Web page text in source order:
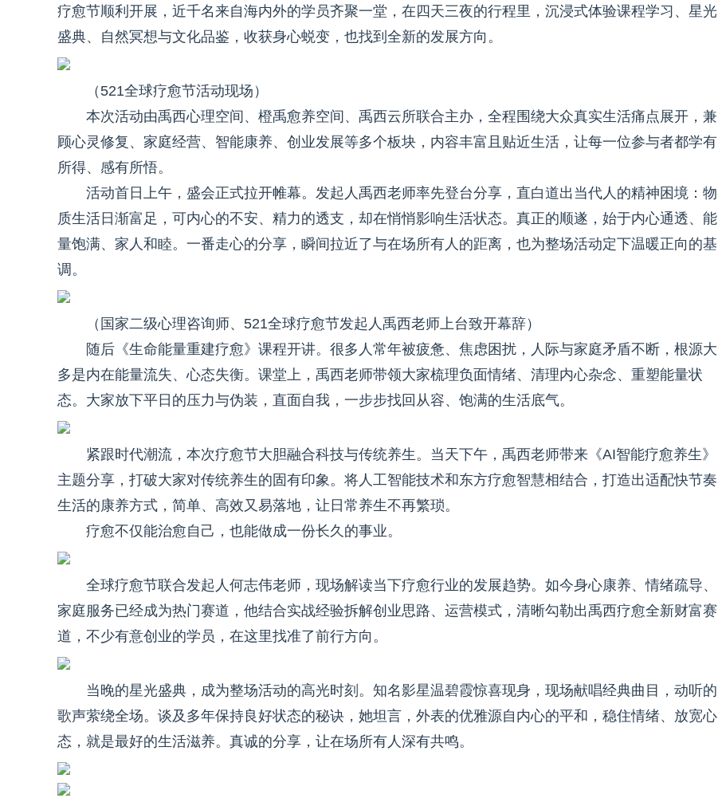
疗愈节顺利开展，近千名来自海内外的学员齐聚一堂，在四天三夜的行程里，沉浸式体验课程学习、星光
盛典、自然冥想与文化品鉴，收获身心蜕变，也找到全新的发展方向。
（521全球疗愈节活动现场）
本次活动由禹西心理空间、橙禹愈养空间、禹西云所联合主办，全程围绕大众真实生活痛点展开，兼
顾心灵修复、家庭经营、智能康养、创业发展等多个板块，内容丰富且贴近生活，让每一位参与者都学有
所得、感有所悟。
活动首日上午，盛会正式拉开帷幕。发起人禹西老师率先登台分享，直白道出当代人的精神困境：物
质生活日渐富足，可内心的不安、精力的透支，却在悄悄影响生活状态。真正的顺遂，始于内心通透、能
量饱满、家人和睦。一番走心的分享，瞬间拉近了与在场所有人的距离，也为整场活动定下温暖正向的基
调。
（国家二级心理咨询师、521全球疗愈节发起人禹西老师上台致开幕辞）
随后《生命能量重建疗愈》课程开讲。很多人常年被疲惫、焦虑困扰，人际与家庭矛盾不断，根源大
多是内在能量流失、心态失衡。课堂上，禹西老师带领大家梳理负面情绪、清理内心杂念、重塑能量状
态。大家放下平日的压力与伪装，直面自我，一步步找回从容、饱满的生活底气。
紧跟时代潮流，本次疗愈节大胆融合科技与传统养生。当天下午，禹西老师带来《AI智能疗愈养生》
主题分享，打破大家对传统养生的固有印象。将人工智能技术和东方疗愈智慧相结合，打造出适配快节奏
生活的康养方式，简单、高效又易落地，让日常养生不再繁琐。
疗愈不仅能治愈自己，也能做成一份长久的事业。
全球疗愈节联合发起人何志伟老师，现场解读当下疗愈行业的发展趋势。如今身心康养、情绪疏导、
家庭服务已经成为热门赛道，他结合实战经验拆解创业思路、运营模式，清晰勾勒出禹西疗愈全新财富赛
道，不少有意创业的学员，在这里找准了前行方向。
当晚的星光盛典，成为整场活动的高光时刻。知名影星温碧霞惊喜现身，现场献唱经典曲目，动听的
歌声萦绕全场。谈及多年保持良好状态的秘诀，她坦言，外表的优雅源自内心的平和，稳住情绪、放宽心
态，就是最好的生活滋养。真诚的分享，让在场所有人深有共鸣。